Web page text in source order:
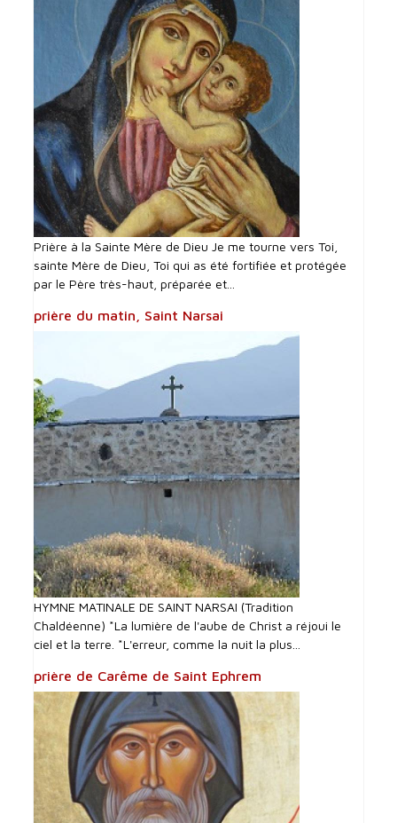
Prière à la Sainte Mère de Dieu Je me tourne vers Toi,
sainte Mère de Dieu, Toi qui as été fortifiée et protégée
par le Père très-haut, préparée et...
prière du matin, Saint Narsai
HYMNE MATINALE DE SAINT NARSAI (Tradition
Chaldéenne) *La lumière de l'aube de Christ a réjoui le
ciel et la terre. *L'erreur, comme la nuit la plus...
prière de Carême de Saint Ephrem